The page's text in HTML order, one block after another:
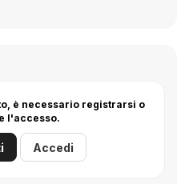
è necessario registrarsi o
l'accesso.
Accedi